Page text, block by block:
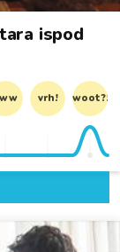
ispod
vrh! woot?!